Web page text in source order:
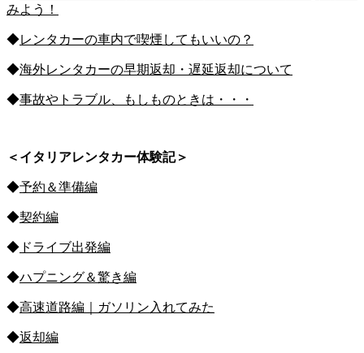
みよう！
◆レンタカーの車内で喫煙してもいいの？
◆海外レンタカーの早期返却・遅延返却について
◆事故やトラブル、もしものときは・・・
＜イタリアレンタカー体験記＞
◆予約＆準備編
◆契約編
◆ ドライブ出発編
◆ハプニング＆驚き編
◆高速道路編｜ガソリン入れてみた
◆返却編